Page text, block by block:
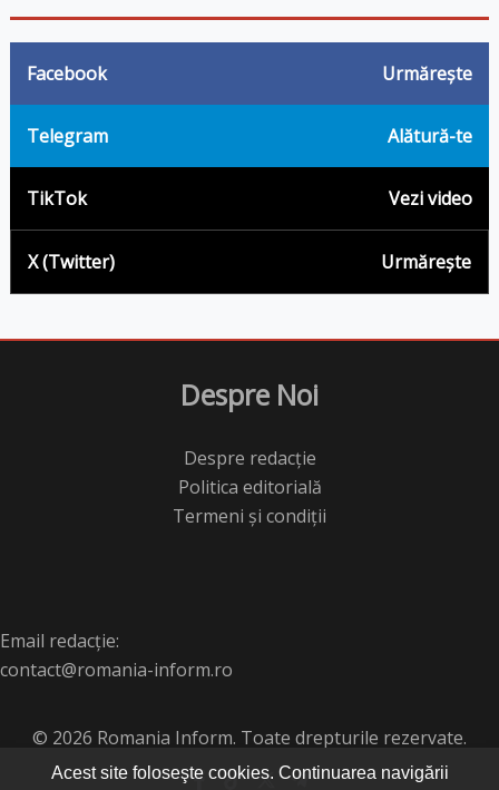
Facebook Urmărește
Telegram Alătură-te
TikTok Vezi video
X (Twitter) Urmărește
Despre Noi
Despre redacție
Politica editorială
Termeni și condiții
Email redacție:
contact@romania-inform.ro
© 2026 Romania Inform. Toate drepturile rezervate.
Acest site foloseşte cookies. Continuarea navigării